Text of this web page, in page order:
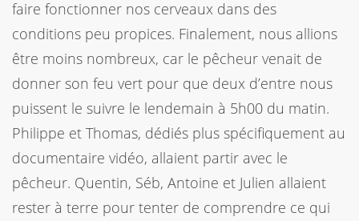
faire fonctionner nos cerveaux dans des
conditions peu propices. Finalement, nous allions
être moins nombreux, car le pêcheur venait de
donner son feu vert pour que deux d’entre nous
puissent le suivre le lendemain à 5h00 du matin.
Philippe et Thomas, dédiés plus spécifiquement au
documentaire vidéo, allaient partir avec le
pêcheur. Quentin, Séb, Antoine et Julien allaient
rester à terre pour tenter de comprendre ce qui